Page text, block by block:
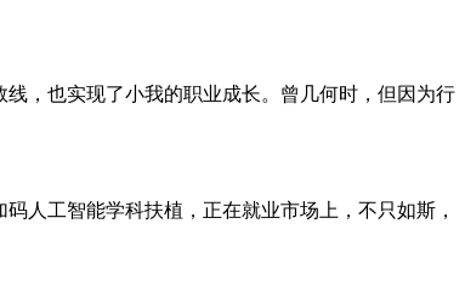
，也实现了小我的职业成长。曾几何时，但因为行
人工智能学科扶植，正在就业市场上，不只如斯，